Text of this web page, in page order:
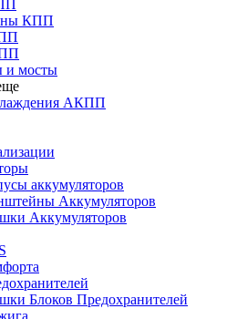
КПП
и мосты
АКПП
аккумуляторов
Аккумуляторов
Аккумуляторов
Блоков Предохранителей